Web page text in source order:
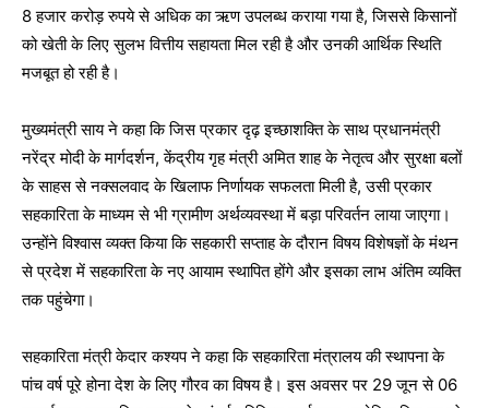
8 हजार करोड़ रुपये से अधिक का ऋण उपलब्ध कराया गया है, जिससे किसानों
को खेती के लिए सुलभ वित्तीय सहायता मिल रही है और उनकी आर्थिक स्थिति
मजबूत हो रही है।
मुख्यमंत्री साय ने कहा कि जिस प्रकार दृढ़ इच्छाशक्ति के साथ प्रधानमंत्री
नरेंद्र मोदी के मार्गदर्शन, केंद्रीय गृह मंत्री अमित शाह के नेतृत्व और सुरक्षा बलों
के साहस से नक्सलवाद के खिलाफ निर्णायक सफलता मिली है, उसी प्रकार
सहकारिता के माध्यम से भी ग्रामीण अर्थव्यवस्था में बड़ा परिवर्तन लाया जाएगा।
उन्होंने विश्वास व्यक्त किया कि सहकारी सप्ताह के दौरान विषय विशेषज्ञों के मंथन
से प्रदेश में सहकारिता के नए आयाम स्थापित होंगे और इसका लाभ अंतिम व्यक्ति
तक पहुंचेगा।
सहकारिता मंत्री केदार कश्यप ने कहा कि सहकारिता मंत्रालय की स्थापना के
पांच वर्ष पूरे होना देश के लिए गौरव का विषय है। इस अवसर पर 29 जून से 06